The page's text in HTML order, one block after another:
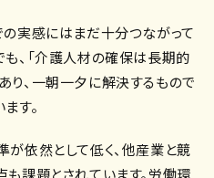
の実感にはまだ十分つながって
、「介護人材の確保は長期的
り、一朝一夕に解決するもので
す。
依然として低く、他産業と競
課題とされています。労働環